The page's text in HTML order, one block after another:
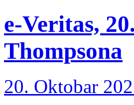
e-Veritas,
Thompsona
20. Oktobar